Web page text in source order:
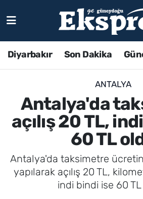
Diyarbakır Son Dakika
ANTALYA
Antalya'da
açılış 20 TL,
60 TL
Antalya'da taksimetre
yapılarak açılış 20 TL,
indi bindi ise 60